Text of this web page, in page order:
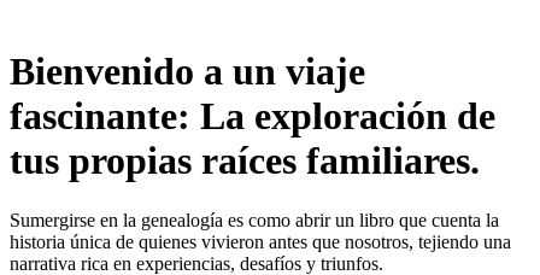
Bienvenido a un viaje
fascinante: La exploración de
tus propias raíces familiares.
Sumergirse en la genealogía es como abrir un libro que cuenta la
historia única de quienes vivieron antes que nosotros, tejiendo una
narrativa rica en experiencias, desafíos y triunfos.